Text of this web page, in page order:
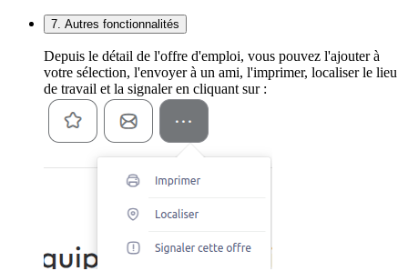
7. Autres fonctionnalités
Depuis le détail de l'offre d'emploi, vous pouvez l'ajouter à
votre sélection, l'envoyer à un ami, l'imprimer, localiser le lieu
de travail et la signaler en cliquant sur :